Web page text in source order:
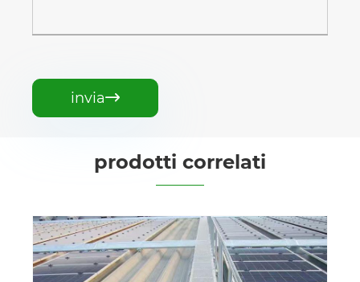
invia
prodotti correlati